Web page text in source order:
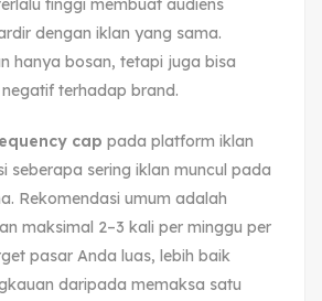
tinggi membuat audiens
dengan iklan yang sama.
hanya bosan, tetapi juga bisa
terhadap brand.
cap pada platform iklan
seberapa sering iklan muncul pada
Rekomendasi umum adalah
maksimal 2–3 kali per minggu per
pasar Anda luas, lebih baik
daripada memaksa satu